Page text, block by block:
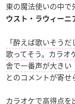
東の魔法使いの中で
ウスト・ラウィーニ
「酔えば歌いそう
歌ってそう。カラオ
舎で一番声が大きい
とのコメントが寄せ
カラオケで高得点